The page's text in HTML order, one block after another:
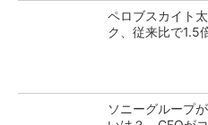
ペロブスカイト
ク、従来比で1.5
ソニーグループ